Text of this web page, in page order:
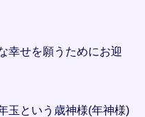
幸せを願うためにお迎
玉という歳神様(年神様)